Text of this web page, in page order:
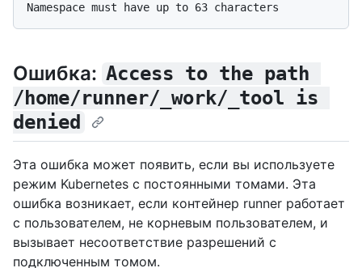
Ошибка: Access to the path
/home/runner/_work/_tool is
denied
Эта ошибка может появить, если вы используете
режим Kubernetes с постоянными томами. Эта
ошибка возникает, если контейнер runner работает
с пользователем, не корневым пользователем, и
вызывает несоответствие разрешений с
подключенным томом.